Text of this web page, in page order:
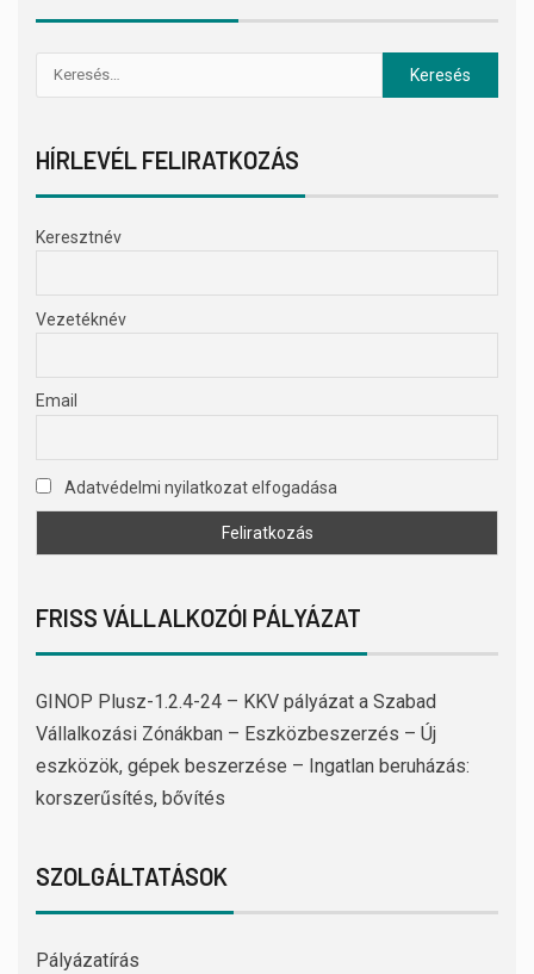
HÍRLEVÉL FELIRATKOZÁS
Keresztnév
Vezetéknév
Email
Adatvédelmi nyilatkozat elfogadása
FRISS VÁLLALKOZÓI PÁLYÁZAT
GINOP Plusz-1.2.4-24 – KKV pályázat a Szabad
Vállalkozási Zónákban – Eszközbeszerzés – Új
eszközök, gépek beszerzése – Ingatlan beruházás:
korszerűsítés, bővítés
SZOLGÁLTATÁSOK
Pályázatírás